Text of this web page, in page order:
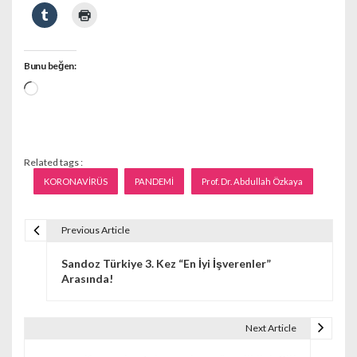
Bunu beğen:
Yükleniyor...
Related tags :
KORONAVİRÜS PANDEMİ Prof. Dr. Abdullah Özkaya
Previous Article
Sandoz Türkiye 3. Kez “En İyi İşverenler”
Arasında!
Next Article